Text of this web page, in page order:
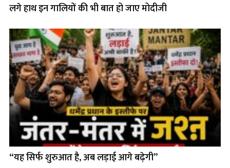
लगे हाथ इन गालियों की भी बात हो जाए मोदीजी
“यह सिर्फ शुरुआत है, अब लड़ाई आगे बढ़ेगी”